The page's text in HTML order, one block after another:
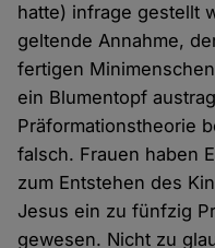
hatte) infrage gestellt
geltende Annahme,
fertigen
ein Blumentopf
Präformationstheorie
falsch. Frauen haben
zum Entstehen des
Jesus ein zu fünfzig
gewesen. Nicht zu